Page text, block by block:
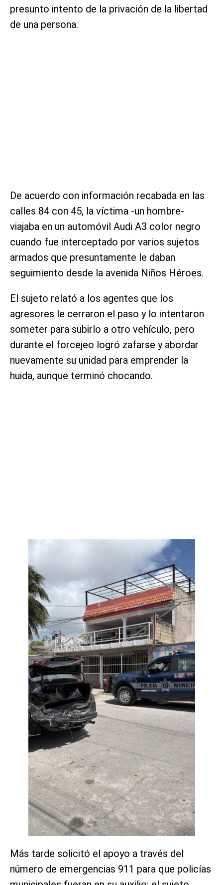
presunto intento de la privación de la libertad
de una persona.
De acuerdo con información recabada en las
calles 84 con 45, la víctima -un hombre-
viajaba en un automóvil Audi A3 color negro
cuando fue interceptado por varios sujetos
armados que presuntamente le daban
seguimiento desde la avenida Niños Héroes.
El sujeto relató a los agentes que los
agresores le cerraron el paso y lo intentaron
someter para subirlo a otro vehículo, pero
durante el forcejeo logró zafarse y abordar
nuevamente su unidad para emprender la
huida, aunque terminó chocando.
Más tarde solicitó el apoyo a través del
número de emergencias 911 para que policías